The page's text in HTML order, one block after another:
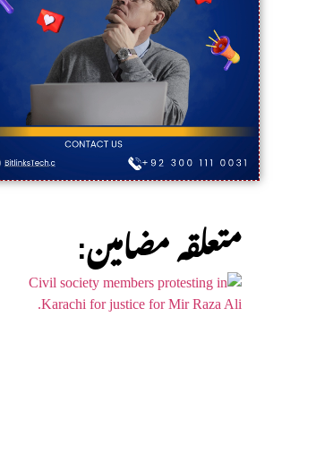
:متعلقہ مضامین